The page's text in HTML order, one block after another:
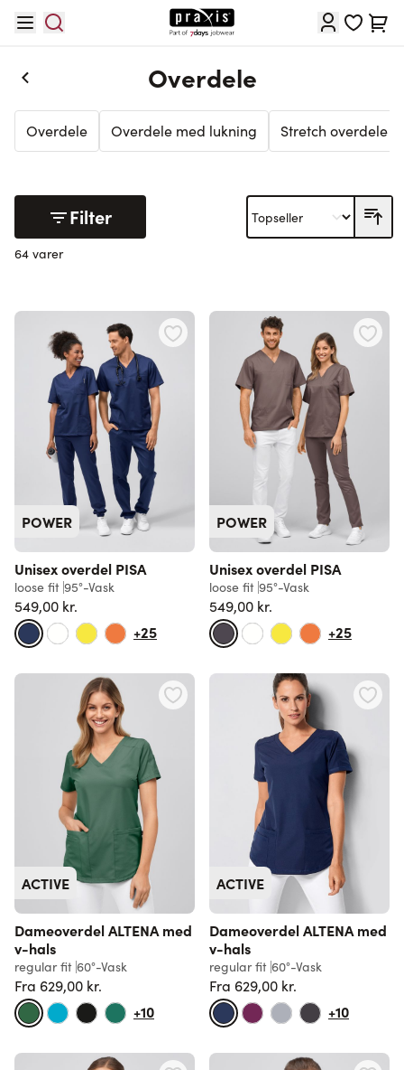
Cart
Overdele
Overdele Overdele med lukning Stretch overdele
Filter
64 varer
POWER
Unisex overdel PISA
loose fit 95°-Vask
549,00 kr.
+25
POWER
Unisex overdel PISA
loose fit 95°-Vask
549,00 kr.
+25
ACTIVE
Dameoverdel ALTENA med
v-hals
regular fit 60°-Vask
Fra 629,00 kr.
+10
ACTIVE
Dameoverdel ALTENA med
v-hals
regular fit 60°-Vask
Fra 629,00 kr.
+10